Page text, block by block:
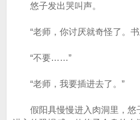
悠子发出哭叫声。
“老师，你讨厌就奇怪了。书
“不要……”
“老师，我要插进去了。”
假阳具慢慢进入肉洞里，悠